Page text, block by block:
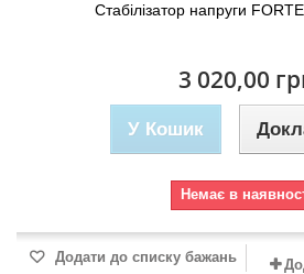
Стабілізатор напруги
3 020,00
У Кошик
Немає в
Додати до списку бажань